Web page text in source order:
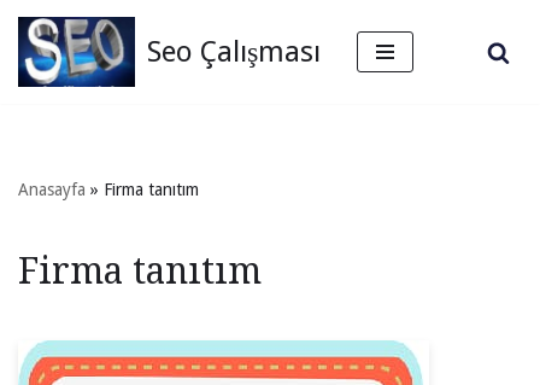
İçeriğe
geç
Seo Çalışması
Anasayfa » Firma tanıtım
Firma tanıtım